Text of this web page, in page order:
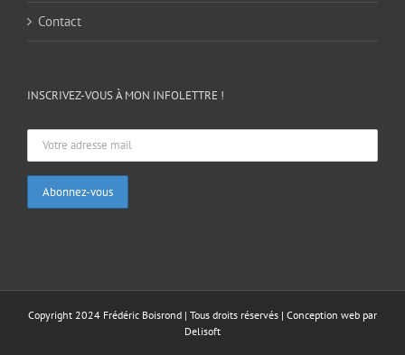
Contact
INSCRIVEZ-VOUS À MON INFOLETTRE !
Copyright 2024 Frédéric Boisrond | Tous droits réservés | Conception web par
Delisoft